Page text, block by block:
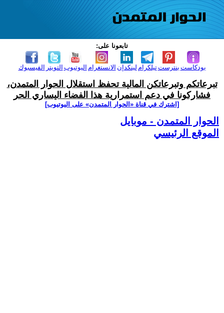
تابعونا على:
الفيسبوك التويتر اليوتيوب الانستغرام لينكدإن تيلكرامبنترست بودكاست
تبرعاتكم وتبرعاتكن المالية تحفظ استقلال الحوار المتمدن،
فشاركونا في دعم استمرارية هذا الفضاء اليساري الحر
[اشترك في قناة ‫«الحوار المتمدن» على اليوتيوب]
الحوار المتمدن - موبايل
الموقع الرئيسي